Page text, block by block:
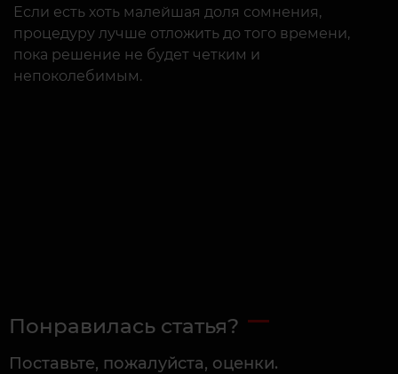
Если есть хоть малейшая доля сомнения,
процедуру лучше отложить до того времени,
пока решение не будет четким и
непоколебимым.
Понравилась статья?
Поставьте, пожалуйста, оценки.